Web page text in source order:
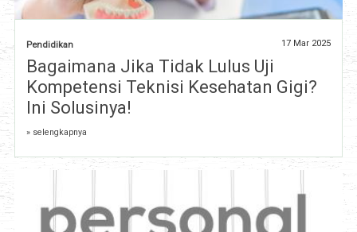
Pendidikan 17 Mar 2025
Bagaimana Jika Tidak Lulus Uji
Kompetensi Teknisi Kesehatan Gigi?
Ini Solusinya!
» selengkapnya